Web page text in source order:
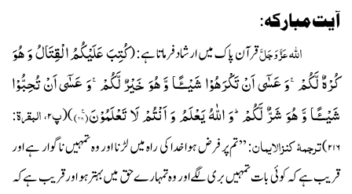
آیت مبارکہ:
اللہعَزَّ وَجَلَّقرآن پاک میں ارشاد فرماتا ہے:(كُتِبَ عَلَیْكُمُ الْقِتَالُ وَ هُوَ
كُرْهٌ لَّكُمْۚ-وَ عَسٰۤى اَنْ تَكْرَهُوْا شَیْــٴًـا وَّ هُوَ خَیْرٌ لَّكُمْۚ-وَ عَسٰۤى اَنْ تُحِبُّوْا
شَیْــٴًـا وَّ هُوَ شَرٌّ لَّكُمْؕ-وَ اللّٰهُ یَعْلَمُ وَ اَنْتُمْ لَا تَعْلَمُوْنَ۠(۲۱۶) )
(پ۲،البقرۃ:
۲۱۶)ترجمۂ کنزالایمان: ’’تم پر فرض ہوا خدا کی راہ میں لڑنا اور وہ تمہیں ناگوار ہے اور
قریب ہے کہ کوئی بات تمہیں بری لگے اور وہ تمہارے حق میں بہتر ہو اور قریب ہے کہ